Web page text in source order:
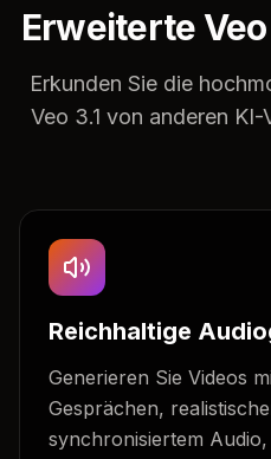
Erweiterte
Erkunden Sie die
Veo 3.1 von anderen
Reichhaltige
Generieren Sie Videos
Gesprächen,
synchronisiertem